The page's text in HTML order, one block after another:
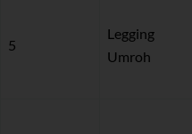
5
Legging
Umroh